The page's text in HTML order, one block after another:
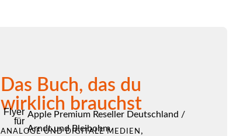
Das Buch, das du
wirklich brauchst
Flyer
für
Apple Premium Reseller Deutschland /
Arndt und Bleibohm
ANALOGE UND DIGITALE MEDIEN ,